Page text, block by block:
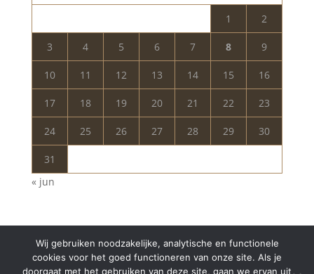
1 2
3 4 5 6 7 8 9
10 11 12 13 14 15 16
17 18 19 20 21 22 23
24 25 26 27 28 29 30
31
« jun
Wij gebruiken noodzakelijke, analytische en functionele
cookies voor het goed functioneren van onze site. Als je
doorgaat met het gebruiken van deze site, gaan we ervan uit